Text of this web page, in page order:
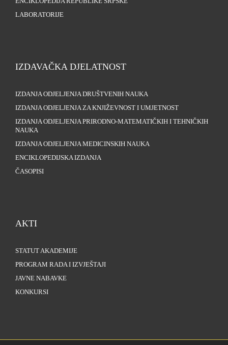
LABORATORIJE
IZDAVAČKA DJELATNOST
IZDANJA ODJELJENJA DRUŠTVENIH NAUKA
IZDANJA ODJELJENJA ZA KNJIŽEVNOST I UMJETNOST
IZDANJA ODJELJENJA PRIRODNO-MATEMATIČKIH I TEHNIČKIH
NAUKA
IZDANJA ODJELJENJA MEDICINSKIH NAUKA
ENCIKLOPEDIJSKA IZDANJA
ČASOPISI
AKTI
STATUT AKADEMIJE
PROGRAM RADA I IZVJEŠTAJI
JAVNE NABAVKE
KONKURSI